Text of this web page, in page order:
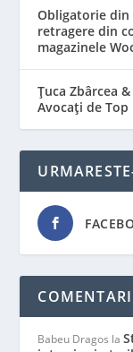
Obligatorie din
retragere din
magazinele
Țuca Zbârcea
Avocați de Top
Babeu Dragos la